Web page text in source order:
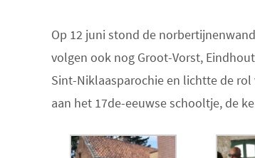
Op 12 juni stond de
volgen ook nog Groot-Vorst,
Sint-Niklaasparochie en lichtte de
aan het 17de-eeuwse schooltje, de